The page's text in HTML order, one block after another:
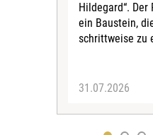
Hildegard“.
ein Baustein,
schrittweise zu
31.07.2026